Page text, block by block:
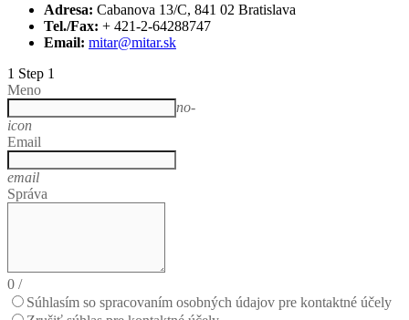
Adresa: Cabanova 13/C, 841 02 Bratislava
Tel./Fax: + 421-2-64288747
Email: mitar@mitar.sk
1 Step 1
Meno
no-
icon
Email
email
Správa
0 /
Súhlasím so spracovaním osobných údajov pre kontaktné účely